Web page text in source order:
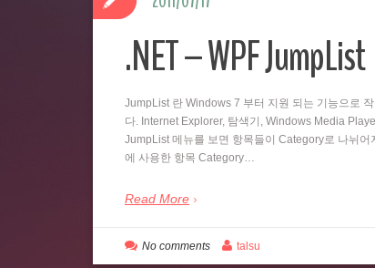
.NET – WPF JumpList
JumpList 란 Windows 7 부터 지원 되는 기능으로
다. Internet Explorer, 탐색기, Windows Media
JumpList 메뉴를 보면 항목들이 Category로 나뉘
에 사용한 항목 Category…
Read More
No comments talsu